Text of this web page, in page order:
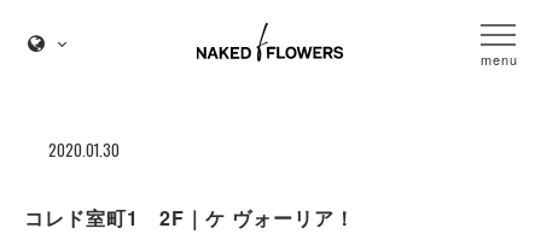
menu
2020.01.30
コレド室町1 2F｜ケ ヴォーリア！